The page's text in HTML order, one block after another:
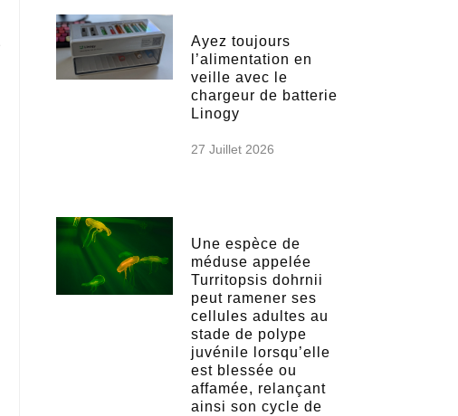
Ayez toujours
l’alimentation en
veille avec le
chargeur de batterie
Linogy
27 Juillet 2026
Une espèce de
méduse appelée
Turritopsis dohrnii
peut ramener ses
cellules adultes au
stade de polype
juvénile lorsqu’elle
est blessée ou
affamée, relançant
ainsi son cycle de